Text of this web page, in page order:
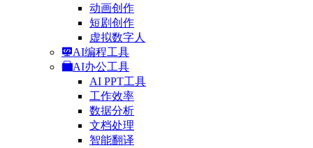
动画创作
短剧创作
虚拟数字人
AI编程工具
AI办公工具
AI PPT工具
工作效率
数据分析
文档处理
智能翻译